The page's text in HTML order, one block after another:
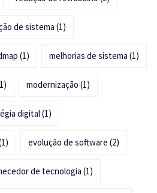
de sistema (1)
(1) melhorias de sistema (1)
modernização (1)
digital(1)
evolução de software (2)
de tecnologia (1)